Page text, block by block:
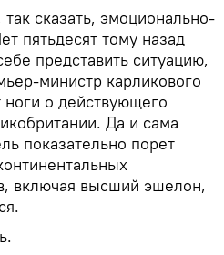
сказать, эмоционально-
пятьдесят тому назад
представить ситуацию,
министр карликового
о действующего
Да и сама
показательно порет
включая высший эшелон,